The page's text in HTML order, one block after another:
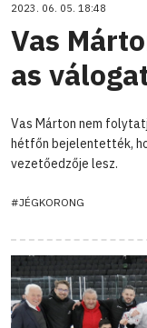
2023. 06. 05. 18:48
Vas
as
Vas Márton nem
hétfőn bejelentették,
vezetőedzője lesz.
#JÉGKORONG